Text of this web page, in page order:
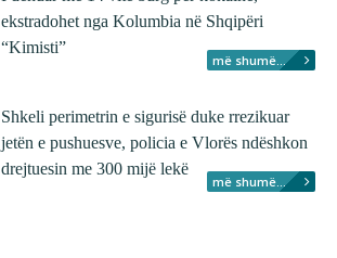
ekstradohet nga Kolumbia në Shqipëri
“Kimisti”
më shumë...
Shkeli perimetrin e sigurisë duke rrezikuar
jetën e pushuesve, policia e Vlorës ndëshkon
drejtuesin me 300 mijë lekë
më shumë...